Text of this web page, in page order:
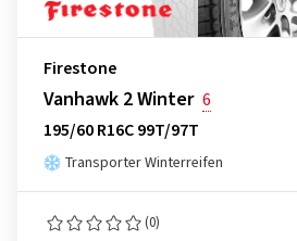
Firestone
Vanhawk 2 Winter 6
195/60 R16C 99T/97T
Transporter Winterreifen
(0)